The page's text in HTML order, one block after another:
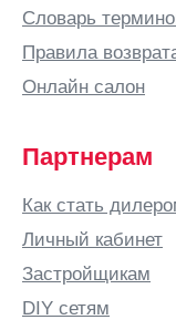
Бийск
Бишкек
Благовещенск
Богородск
Братск
Словарь
Правила
Онлайн салон
Партнерам
Как стать
Личный кабинет
Застройщикам
DIY сетям